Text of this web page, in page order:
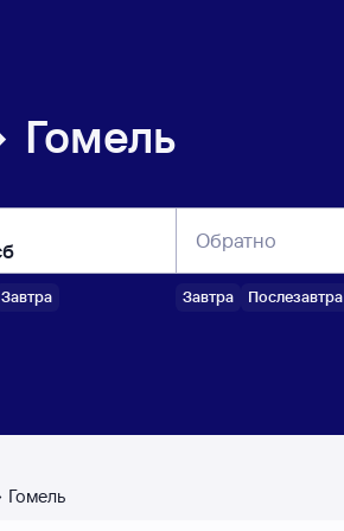
Гомель
Завтра
Обратно
Завтра Послезавтра
Гомель